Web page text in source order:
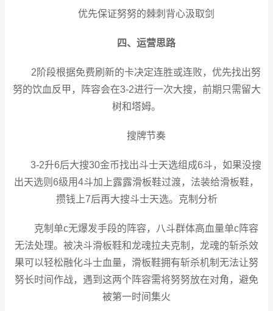
优先保证努努的棘刺背心汲取剑
四、运营思路
2阶段根据免费刷新的卡决定连胜或连败，优先找出努
努的饮血反甲，阵容会在3-2进行一次大搜，前期只需留大
树和塔姆。
搜牌节奏
3-2升6后大搜30金币找出斗士天选组成6斗，如果没搜
出天选则6级用4斗加上露露滑板鞋过渡，法装给滑板鞋，
攒钱上7后再大搜斗士天选。克制分析
克制单c无爆发手段的阵容，八斗群体高血量单c阵容
无法处理。被决斗滑板鞋和龙魂拉夫克制，龙魂的斩杀效
果可以轻松融化斗士血量，滑板鞋拥有斩杀机制无法让努
努长时间作战，遇到这两个阵容需将努努放在对角，避免
被第一时间集火